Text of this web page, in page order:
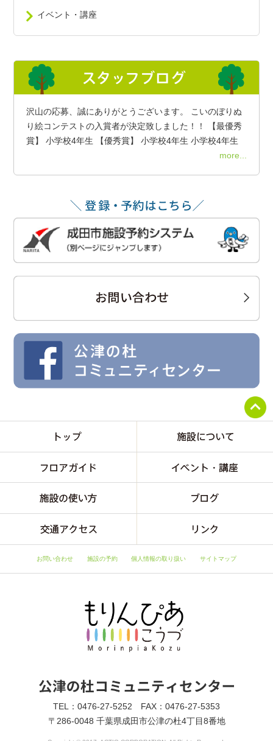
イベント・講座
沢山の応募、誠にありがとうございます。 こいのぼりぬ
り絵コンテストの入賞者が決定致しました！！ 【最優秀
賞】 小学校4年生 【優秀賞】 小学校4年生 小学校4年生
more...
お問い合わせ 施設の予約 個人情報の取り扱い サイトマップ
TEL：0476-27-5252 FAX：0476-27-5353
〒286-0048 千葉県成田市公津の杜4丁目8番地